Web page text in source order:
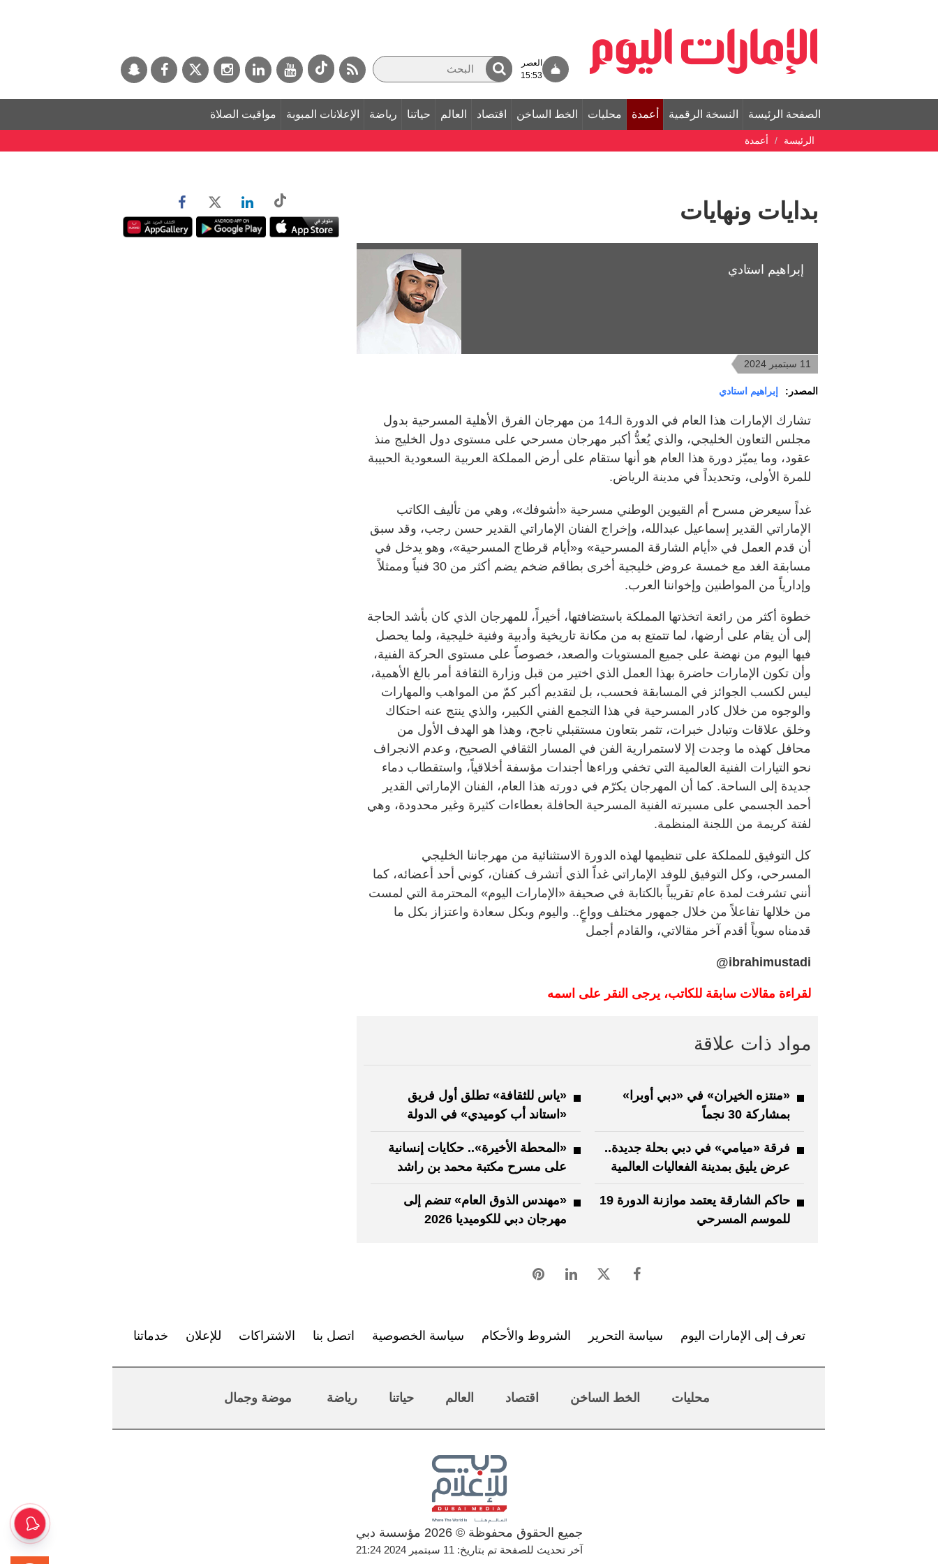
العصر
15:53
الصفحة الرئيسة النسخة الرقمية أعمدة محليات الخط الساخن اقتصاد العالم حياتنا رياضة الإعلانات المبوبة مواقيت الصلاة
الرئيسة أعمدة
بدايات ونهايات
إبراهيم استادي
11 سبتمبر 2024
المصدر: إبراهيم استادي
تشارك الإمارات هذا العام في الدورة الـ14 من مهرجان الفرق الأهلية المسرحية بدول
مجلس التعاون الخليجي، والذي يُعدُّ أكبر مهرجان مسرحي على مستوى دول الخليج منذ
عقود، وما يميّز دورة هذا العام هو أنها ستقام على أرض المملكة العربية السعودية الحبيبة
للمرة الأولى، وتحديداً في مدينة الرياض.
غداً سيعرض مسرح أم القيوين الوطني مسرحية «أشوفك»، وهي من تأليف الكاتب
الإماراتي القدير إسماعيل عبدالله، وإخراج الفنان الإماراتي القدير حسن رجب، وقد سبق
أن قدم العمل في «أيام الشارقة المسرحية» و«أيام قرطاج المسرحية»، وهو يدخل في
مسابقة الغد مع خمسة عروض خليجية أخرى بطاقم ضخم يضم أكثر من 30 فنياً وممثلاً
وإدارياً من المواطنين وإخواننا العرب.
خطوة أكثر من رائعة اتخذتها المملكة باستضافتها، أخيراً، للمهرجان الذي كان بأشد الحاجة
إلى أن يقام على أرضها، لما تتمتع به من مكانة تاريخية وأدبية وفنية خليجية، ولما يحصل
فيها اليوم من نهضة على جميع المستويات والصعد، خصوصاً على مستوى الحركة الفنية،
وأن تكون الإمارات حاضرة بهذا العمل الذي اختير من قبل وزارة الثقافة أمر بالغ الأهمية،
ليس لكسب الجوائز في المسابقة فحسب، بل لتقديم أكبر كمّ من المواهب والمهارات
والوجوه من خلال كادر المسرحية في هذا التجمع الفني الكبير، والذي ينتج عنه احتكاك
وخلق علاقات وتبادل خبرات، تثمر بتعاون مستقبلي ناجح، وهذا هو الهدف الأول من
محافل كهذه ما وجدت إلا لاستمرارية الفن في المسار الثقافي الصحيح، وعدم الانجراف
نحو التيارات الفنية العالمية التي تخفي وراءها أجندات مؤسفة أخلاقياً، واستقطاب دماء
جديدة إلى الساحة. كما أن المهرجان يكرّم في دورته هذا العام، الفنان الإماراتي القدير
أحمد الجسمي على مسيرته الفنية المسرحية الحافلة بعطاءات كثيرة وغير محدودة، وهي
لفتة كريمة من اللجنة المنظمة.
كل التوفيق للمملكة على تنظيمها لهذه الدورة الاستثنائية من مهرجاننا الخليجي
المسرحي، وكل التوفيق للوفد الإماراتي غداً الذي أتشرف كفنان، كوني أحد أعضائه، كما
أنني تشرفت لمدة عام تقريباً بالكتابة في صحيفة «الإمارات اليوم» المحترمة التي لمست
من خلالها تفاعلاً من خلال جمهور مختلف وواعٍ.. واليوم وبكل سعادة واعتزاز بكل ما
قدمناه سوياً أقدم آخر مقالاتي، والقادم أجمل
ibrahimustadi@
لقراءة مقالات سابقة للكاتب، يرجى النقر على اسمه
مواد ذات علاقة
«منتزه الخيران» في «دبي أوبرا»
بمشاركة 30 نجماً
«ياس للثقافة» تطلق أول فريق
«استاند أب كوميدي» في الدولة
فرقة «ميامي» في دبي بحلة جديدة..
عرض يليق بمدينة الفعاليات العالمية
«المحطة الأخيرة».. حكايات إنسانية
على مسرح مكتبة محمد بن راشد
حاكم الشارقة يعتمد موازنة الدورة 19
للموسم المسرحي
«مهندس الذوق العام» تنضم إلى
مهرجان دبي للكوميديا 2026
تعرف إلى الإمارات اليوم سياسة التحرير الشروط والأحكام سياسة الخصوصية اتصل بنا الاشتراكات للإعلان خدماتنا
محليات الخط الساخن اقتصاد العالم حياتنا رياضة موضة وجمال
جميع الحقوق محفوظة © 2026 مؤسسة دبي
آخر تحديث للصفحة تم بتاريخ: 11 سبتمبر 2024 21:24